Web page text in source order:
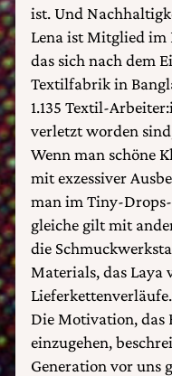
ist. Und
Lena ist Mitglied im
das sich nach dem
Textilfabrik in
1.135 Textil-
verletzt worden
Wenn man schöne
mit exzessiver
man im Tiny-
gleiche gilt mit
die
Materials, das Laya
Lieferkettenverläufe.
Die Motivation, das
einzugehen,
Generation vor uns